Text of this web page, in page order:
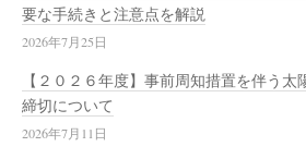
要な手続きと注意点を解説
2026年7月25日
【２０２６年度】事前周知措置を伴う
締切について
2026年7月11日